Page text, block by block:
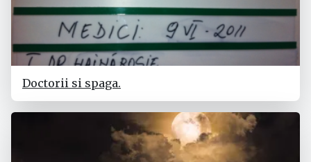
Doctorii si spaga.